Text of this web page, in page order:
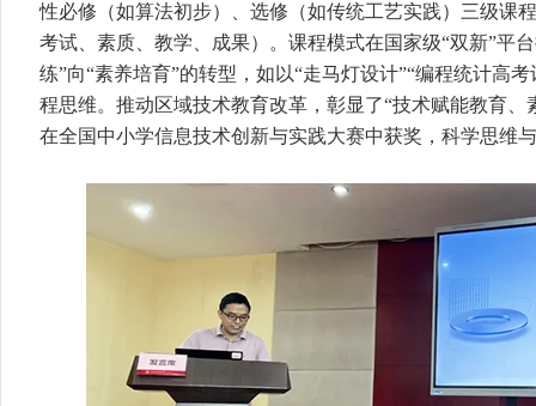
性必修（如算法初步）、选修（如传统工艺实践）三级课
考试、素质、教学、成果）。课程模式在国家级“双新”平
练”向“素养培育”的转型，如以“走马灯设计”“编程统计高
程思维。推动区域技术教育改革，彰显了“技术赋能教育、
在全国中小学信息技术创新与实践大赛中获奖，科学思维